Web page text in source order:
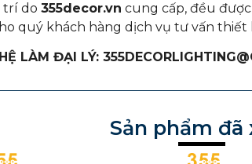
trí do 355decor.vn cung cấp, đều
quý khách hàng dịch vụ tư vấn thiết
LÀM ĐẠI LÝ:
Sản phẩm đã